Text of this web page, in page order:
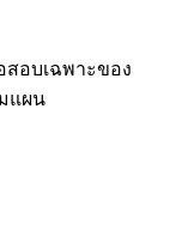
อบเฉพาะของ
แผน